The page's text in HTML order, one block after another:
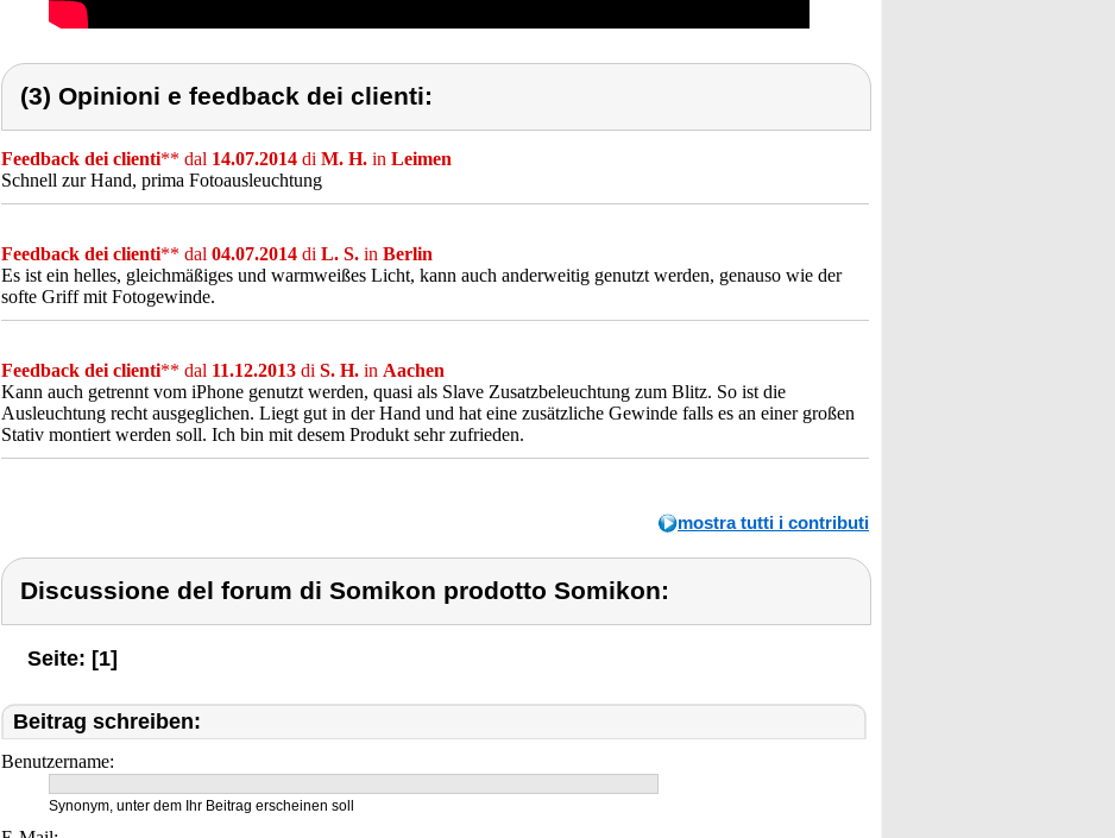
(3) Opinioni e feedback dei clienti:
Feedback dei clienti** dal 14.07.2014 di M. H. in Leimen
Schnell zur Hand, prima Fotoausleuchtung
Feedback dei clienti** dal 04.07.2014 di L. S. in Berlin
Es ist ein helles, gleichmäßiges und warmweißes Licht, kann auch anderweitig genutzt werden, genauso wie der
softe Griff mit Fotogewinde.
Feedback dei clienti** dal 11.12.2013 di S. H. in Aachen
Kann auch getrennt vom iPhone genutzt werden, quasi als Slave Zusatzbeleuchtung zum Blitz. So ist die
Ausleuchtung recht ausgeglichen. Liegt gut in der Hand und hat eine zusätzliche Gewinde falls es an einer großen
Stativ montiert werden soll. Ich bin mit desem Produkt sehr zufrieden.
mostra tutti i contributi
Discussione del forum di Somikon prodotto Somikon:
Seite: [1]
Beitrag schreiben:
Benutzername:
Synonym, unter dem Ihr Beitrag erscheinen soll